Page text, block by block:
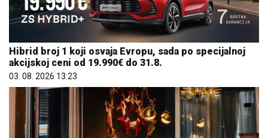
Hibrid broj 1 koji osvaja Evropu, sada po specijalnoj
akcijskoj ceni od 19.990€ do 31.8.
03. 08. 2026 13:23